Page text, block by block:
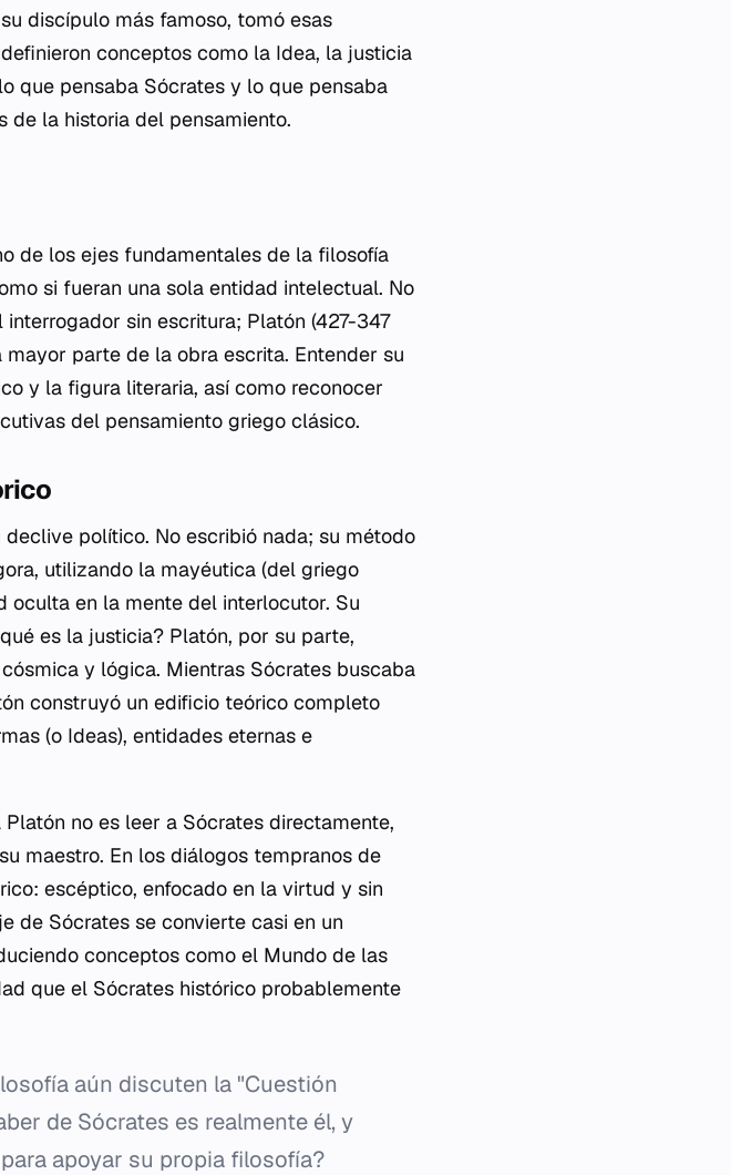
discípulo más famoso, tomó esas
conceptos como la Idea, la justicia
que pensaba Sócrates y lo que pensaba
de la historia del pensamiento.
de los ejes fundamentales de la filosofía
si fueran una sola entidad intelectual. No
sin escritura; Platón (427-347
parte de la obra escrita. Entender su
y la figura literaria, así como reconocer
del pensamiento griego clásico.
político. No escribió nada; su método
utilizando la mayéutica (del griego
en la mente del interlocutor. Su
es la justicia? Platón, por su parte,
y lógica. Mientras Sócrates buscaba
construyó un edificio teórico completo
(o Ideas), entidades eternas e
no es leer a Sócrates directamente,
maestro. En los diálogos tempranos de
escéptico, enfocado en la virtud y sin
de Sócrates se convierte casi en un
conceptos como el Mundo de las
que el Sócrates histórico probablemente
aún discuten la "Cuestión
de Sócrates es realmente él, y
apoyar su propia filosofía?